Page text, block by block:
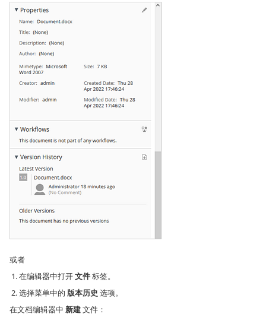
或者
在编辑器中打开文件标签。
选择菜单中的 版本历史 选项。
在文档编辑器中 新建文件：